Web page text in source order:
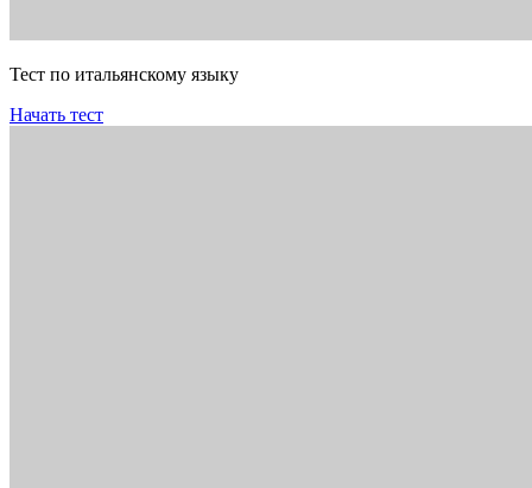
Тест по итальянскому языку
Начать тест